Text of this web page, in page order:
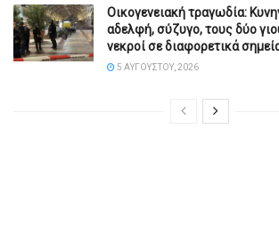
Οικογενειακή τραγωδία:
αδελφή, σύζυγο, τους δύο
νεκροί σε διαφορετικά
5 ΑΥΓΟΎΣΤΟΥ, 2026